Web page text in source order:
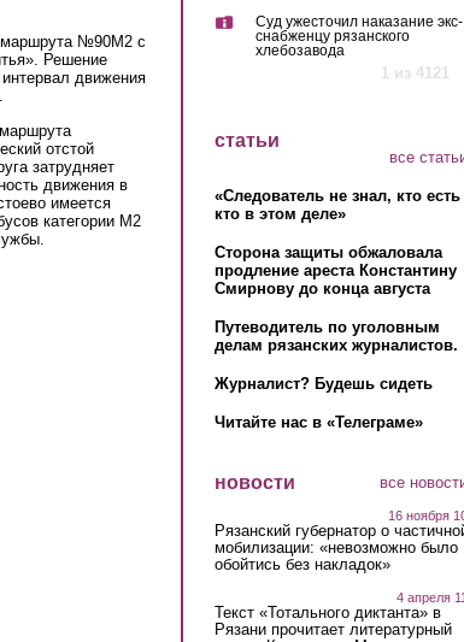
маршрута №90М2 с
Решение
движения
отстой
затрудняет
движения в
имеется
категории М2
Суд ужесточил наказание экс-
снабженцу рязанского
хлебозавода
1 из 4121
статьи
все
«Следователь не знал, кто есть
кто в этом деле»
Сторона защиты обжаловала
продление ареста Константину
Смирнову до конца августа
Путеводитель по уголовным
делам рязанских журналистов.
Журналист? Будешь сидеть
Читайте нас в «Телеграме»
новости все
16 ноября
Рязанский губернатор о
мобилизации: «невозможно было
обойтись без накладок»
4 апреля
Текст «Тотального диктанта» в
Рязани прочитает литературный